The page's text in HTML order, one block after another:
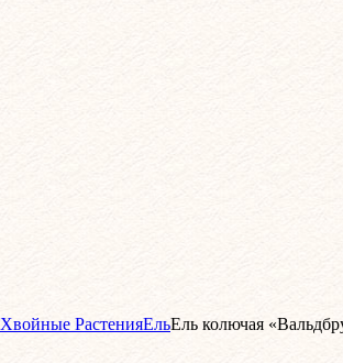
Хвойные РастенияЕльЕль колючая